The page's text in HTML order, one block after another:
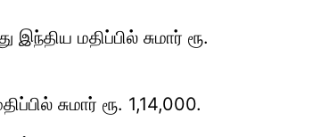
மதிப்பில் சுமார் ரூ.
சுமார் ரூ. 1,14,000.